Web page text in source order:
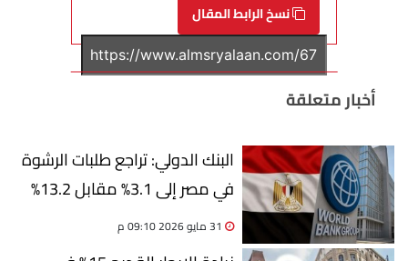
نسخ الرابط المقال
أخبار متعلقة
البنك الدولي: تراجع طلبات الرشوة
في مصر إلى 3.1% مقابل 13.2%
بالمنطقة
31 مايو 2026 09:10 م